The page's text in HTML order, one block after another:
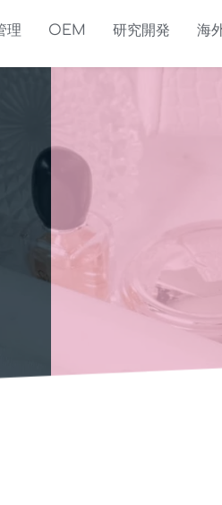
理 OEM 研究開発 海